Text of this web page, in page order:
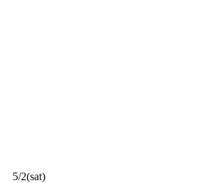
5/2(sat)